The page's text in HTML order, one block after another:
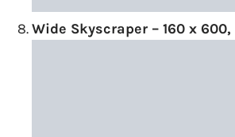
Wide Skyscraper – 160 x 600,